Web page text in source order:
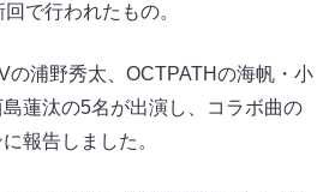
で行われたもの。
の浦野秀太、OCTPATHの海帆・小
蓮汰の5名が出演し、コラボ曲の
報告しました。